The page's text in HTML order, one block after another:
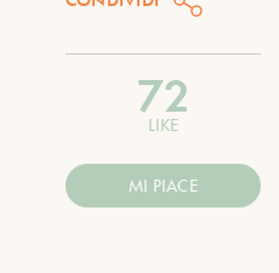
72
LIKE
MI PIACE